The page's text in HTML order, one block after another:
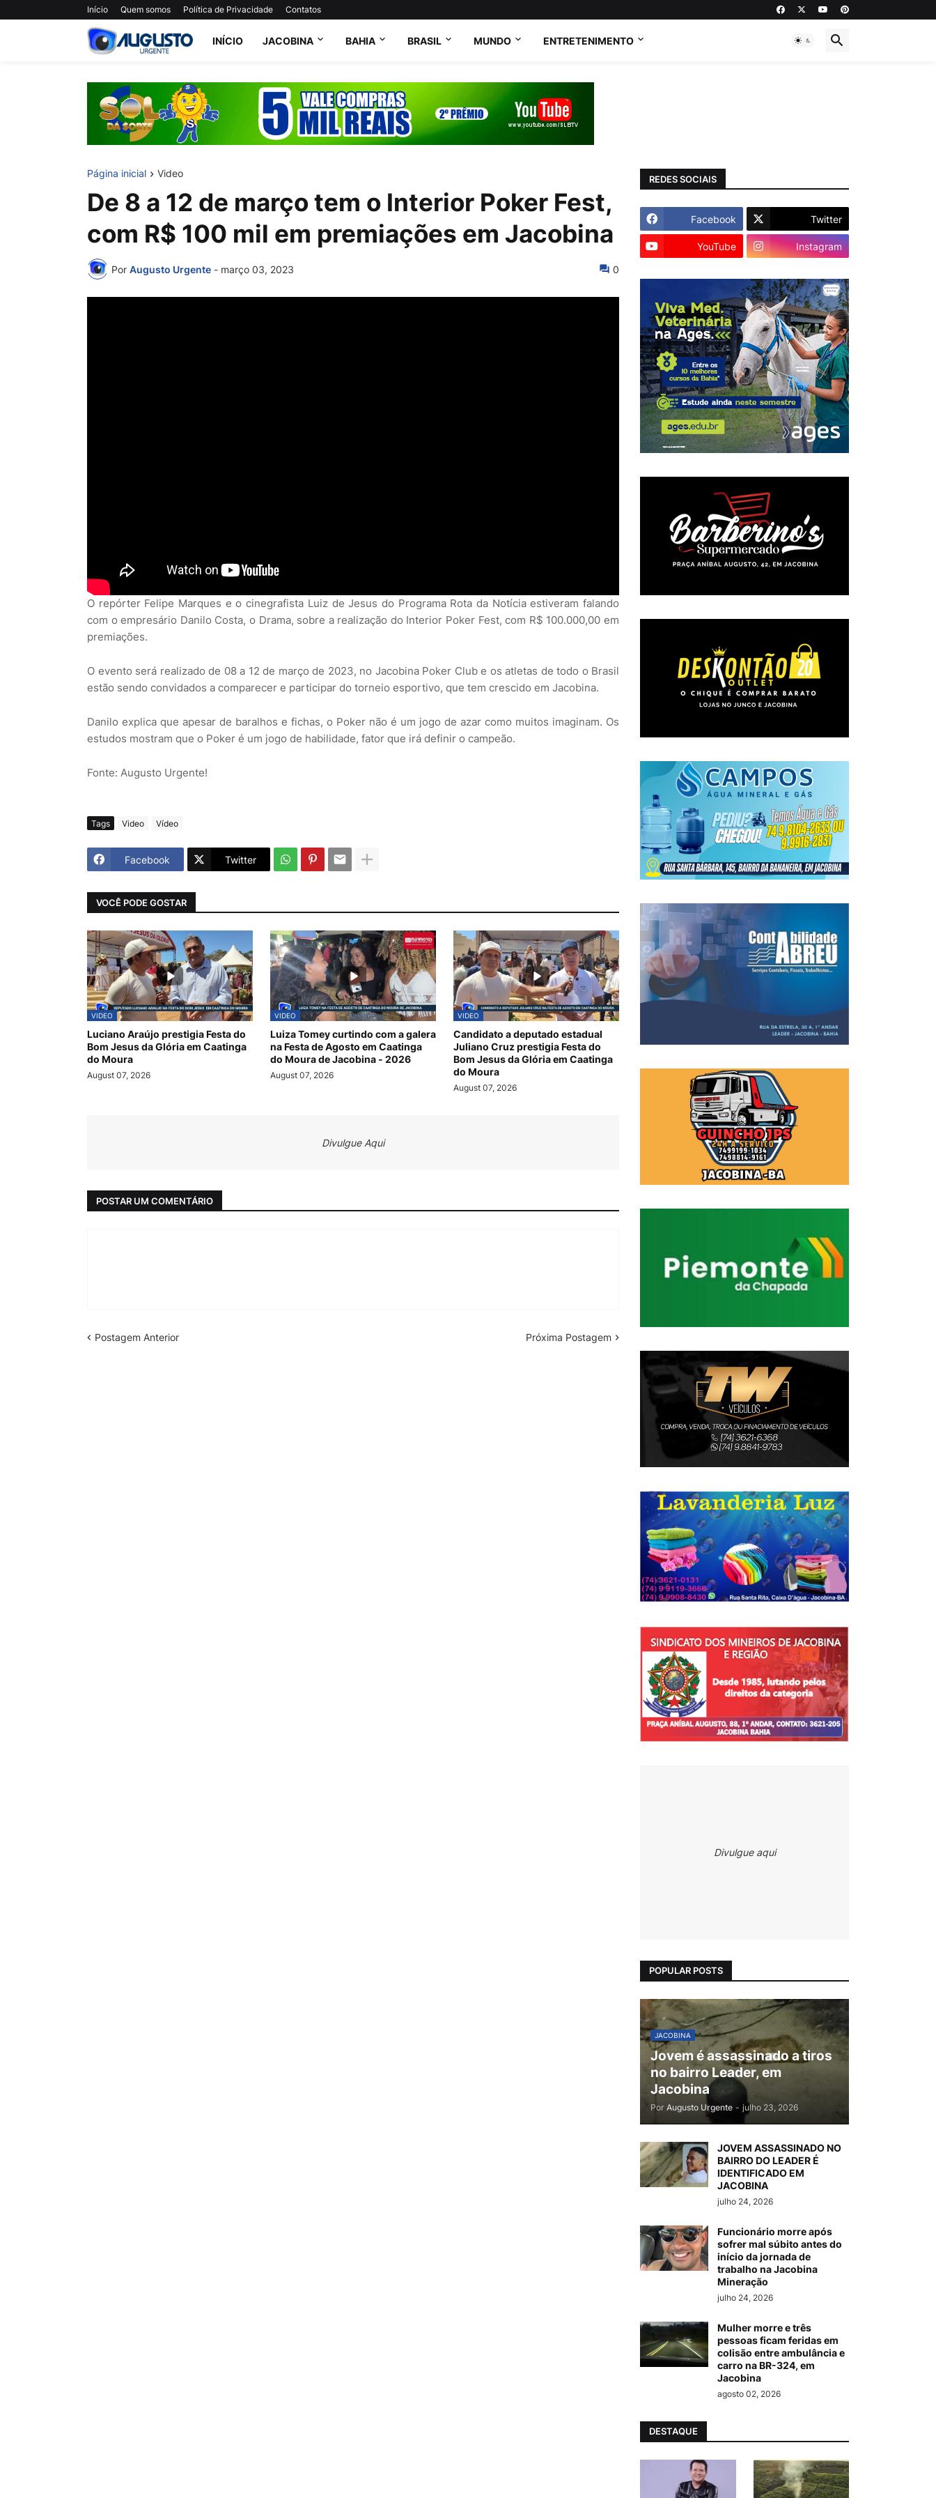
Início Quem somos Política de Privacidade Contatos
INÍCIO JACOBINA BAHIA BRASIL MUNDO ENTRETENIMENTO
Página inicial Video
De 8 a 12 de março tem o Interior Poker Fest,
com R$ 100 mil em premiações em Jacobina
Por Augusto Urgente - março 03, 2023 0
O repórter Felipe Marques e o cinegrafista Luiz de Jesus do Programa Rota da Notícia estiveram falando
com o empresário Danilo Costa, o Drama, sobre a realização do Interior Poker Fest, com R$ 100.000,00 em
premiações.
O evento será realizado de 08 a 12 de março de 2023, no Jacobina Poker Club e os atletas de todo o Brasil
estão sendo convidados a comparecer e participar do torneio esportivo, que tem crescido em Jacobina.
Danilo explica que apesar de baralhos e fichas, o Poker não é um jogo de azar como muitos imaginam. Os
estudos mostram que o Poker é um jogo de habilidade, fator que irá definir o campeão.
Fonte: Augusto Urgente!
Tags Video Vídeo
Facebook Twitter
VOCÊ PODE GOSTAR
VIDEO
Luciano Araújo prestigia Festa do
Bom Jesus da Glória em Caatinga
do Moura
August 07, 2026
VIDEO
Luiza Tomey curtindo com a galera
na Festa de Agosto em Caatinga
do Moura de Jacobina - 2026
August 07, 2026
VIDEO
Candidato a deputado estadual
Juliano Cruz prestigia Festa do
Bom Jesus da Glória em Caatinga
do Moura
August 07, 2026
Divulgue Aqui
POSTAR UM COMENTÁRIO
Postagem Anterior Próxima Postagem
REDES SOCIAIS
Facebook Twitter
YouTube Instagram
Divulgue aqui
POPULAR POSTS
JACOBINA
Jovem é assassinado a tiros
no bairro Leader, em
Jacobina
Por Augusto Urgente - julho 23, 2026
JOVEM ASSASSINADO NO
BAIRRO DO LEADER É
IDENTIFICADO EM
JACOBINA
julho 24, 2026
Funcionário morre após
sofrer mal súbito antes do
início da jornada de
trabalho na Jacobina
Mineração
julho 24, 2026
Mulher morre e três
pessoas ficam feridas em
colisão entre ambulância e
carro na BR-324, em
Jacobina
agosto 02, 2026
DESTAQUE